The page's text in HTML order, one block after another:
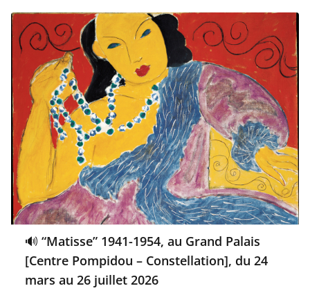
🔊 “Matisse” 1941-1954, au Grand Palais
[Centre Pompidou – Constellation], du 24
mars au 26 juillet 2026